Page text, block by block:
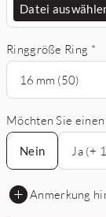
Datei
Ringgröße Ring *
16 mm (50)
Möchten Sie
Nein
Nein
Ja (+
Anmerkung